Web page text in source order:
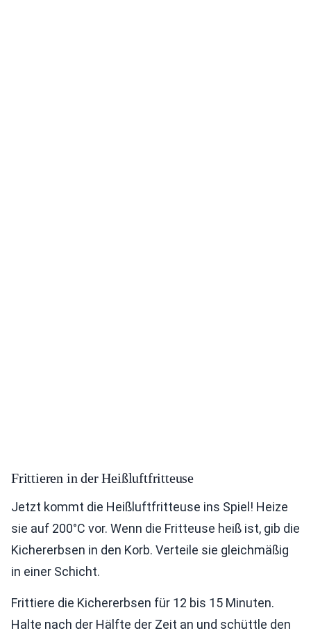
Frittieren in der Heißluftfritteuse
Jetzt kommt die Heißluftfritteuse ins Spiel! Heize
sie auf 200°C vor. Wenn die Fritteuse heiß ist, gib die
Kichererbsen in den Korb. Verteile sie gleichmäßig
in einer Schicht.
Frittiere die Kichererbsen für 12 bis 15 Minuten.
Halte nach der Hälfte der Zeit an und schüttle den